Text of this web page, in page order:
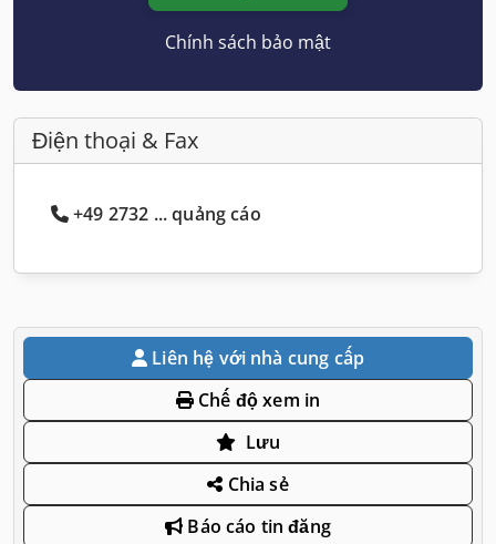
Chính sách bảo mật
Điện thoại & Fax
+49 2732 ... quảng cáo
Liên hệ với nhà cung cấp
Chế độ xem in
Lưu
Chia sẻ
Báo cáo tin đăng